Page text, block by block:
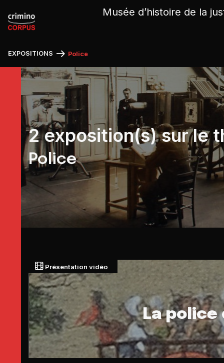
Musée d’histoire de la
EXPOSITIONS Police
2 exposition(s) sur le
Police
La police
Présentation vidéo
Panneau de gestion des cookies